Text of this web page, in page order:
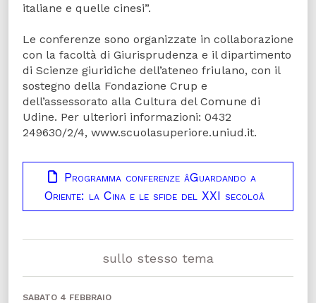
italiane e quelle cinesi”.
Le conferenze sono organizzate in collaborazione
con la facoltà di Giurisprudenza e il dipartimento
di Scienze giuridiche dell’ateneo friulano, con il
sostegno della Fondazione Crup e
dell’assessorato alla Cultura del Comune di
Udine. Per ulteriori informazioni: 0432
249630/2/4, www.scuolasuperiore.uniud.it.
Programma conferenze âGuardando a
Oriente: la Cina e le sfide del XXI secoloâ
sullo stesso tema
SABATO 4 FEBBRAIO